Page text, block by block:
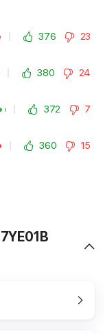
376
23
380
24
372
7
360
15